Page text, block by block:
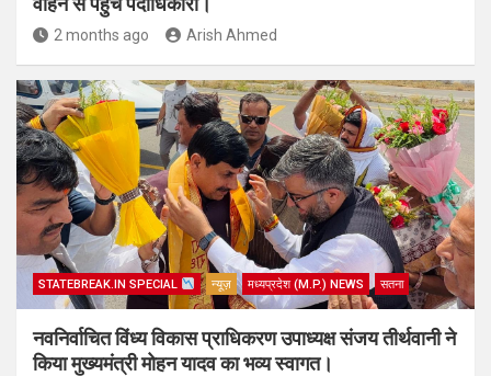
2 months ago Arish Ahmed
STATEBREAK.IN SPECIAL न्यूज़ मध्यप्रदेश (M.P.) NEWS सतना
नवनिर्वाचित विंध्य विकास प्राधिकरण उपाध्यक्ष संजय तीर्थवानी ने
किया मुख्यमंत्री मोहन यादव का भव्य स्वागत।